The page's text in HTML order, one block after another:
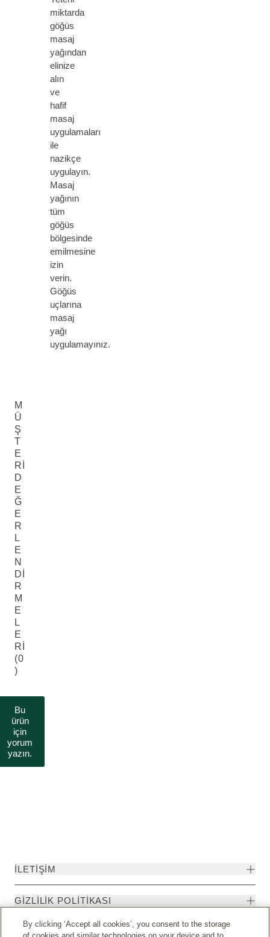
miktarda
göğüs
masaj
yağından
elinize
alın
ve
hafif
masaj
uygulamaları
ile
nazikçe
uygulayın.
Masaj
yağının
tüm
göğüs
bölgesinde
emilmesine
izin
verin.
Göğüs
uçlarına
masaj
yağı
uygulamayınız.
M
Ü
Ş
T
E
RI
D
E
Ğ
E
R
L
E
N
DI
R
M
E
L
E
RI
(0
)
Bu
ürün
için
yorum
yazın.
İLETIŞIM
GIZLILIK POLITIKASI
By clicking ‘Accept all cookies’, you consent to the storage